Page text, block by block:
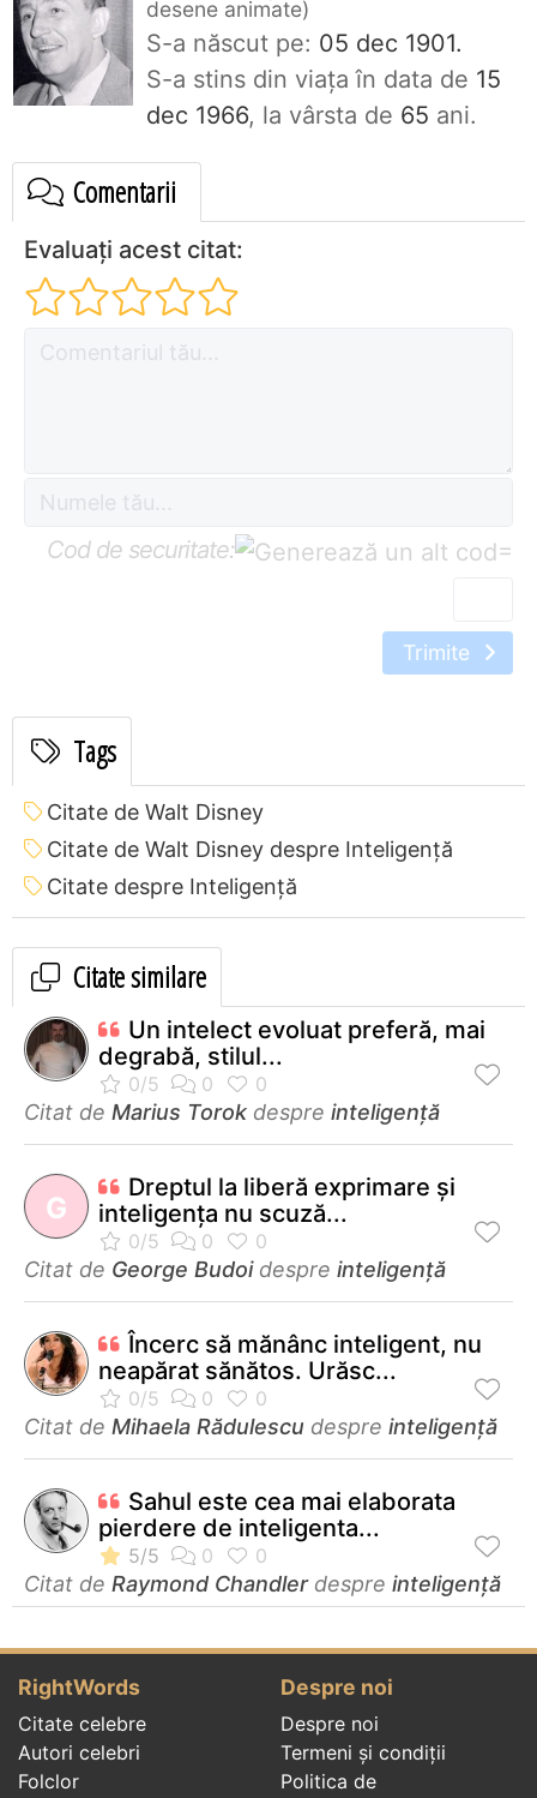
desene animate
S-a născut pe: 05 dec 1901.
S-a stins din viaţa în data de 15
dec 1966, la vârsta de 65 ani.
Comentarii
Evaluați acest citat:
Cod de securitate: =
Trimite
Tags
Citate de Walt Disney
Citate de Walt Disney despre Inteligență
Citate despre Inteligență
Citate similare
Un intelect evoluat preferă, mai
degrabă, stilul...
Citat de Marius Torok despre inteligență
G
Dreptul la liberă exprimare şi
inteligenţa nu scuză...
Citat de George Budoidespre inteligență
Încerc să mănânc inteligent, nu
neapărat sănătos. Urăsc...
Citat de Mihaela Rădulescu despre inteligență
Sahul este cea mai elaborata
pierdere de inteligenta...
Citat de Raymond Chandlerdespre inteligență
RightWords
Citate celebre
Autori celebri
Folclor
Despre noi
Despre noi
Termeni și condiții
Politica de